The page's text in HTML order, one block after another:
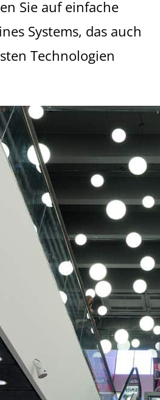
Sie auf einfache
Systems, das auch
Technologien